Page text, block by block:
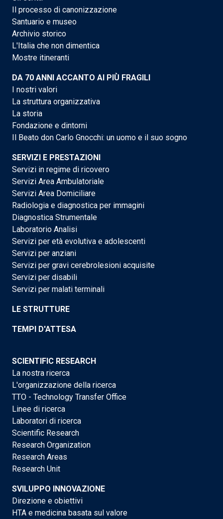
Il processo di canonizzazione
Santuario e museo
Archivio storico
L'Italia che non dimentica
Mostre itineranti
DA 70 ANNI ACCANTO AI PIÙ FRAGILI
I nostri valori
La struttura organizzativa
La storia
Fondazione e dintorni
Il Beato don Carlo Gnocchi: un uomo e il suo sogno
SERVIZI E PRESTAZIONI
Servizi in regime di ricovero
Servizi Area Ambulatoriale
Servizi Area Domiciliare
Radiologia e diagnostica per immagini
Diagnostica Strumentale
Laboratorio Analisi
Servizi per età evolutiva e adolescenti
Servizi per anziani
Servizi per gravi cerebrolesioni acquisite
Servizi per disabili
Servizi per malati terminali
LE STRUTTURE
TEMPI D'ATTESA
SCIENTIFIC RESEARCH
La nostra ricerca
L'organizzazione della ricerca
TTO - Technology Transfer Office
Linee di ricerca
Laboratori di ricerca
Scientific Research
Research Organization
Research Areas
Research Unit
SVILUPPO INNOVAZIONE
Direzione e obiettivi
HTA e medicina basata sul valore